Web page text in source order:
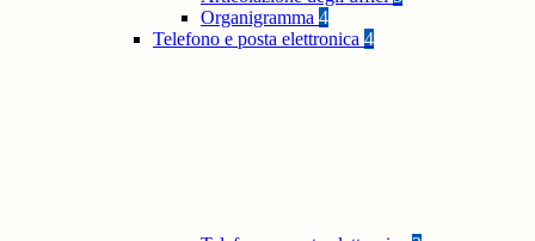
Organigramma 4
Telefono e posta elettronica 4